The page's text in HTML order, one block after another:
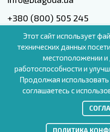
+380 (800) 505 245
Киев, Голосеевский
RU
Этот сайт использует
технических данных
местоположении и
работоспособности и
Продолжая
соглашаетесь с